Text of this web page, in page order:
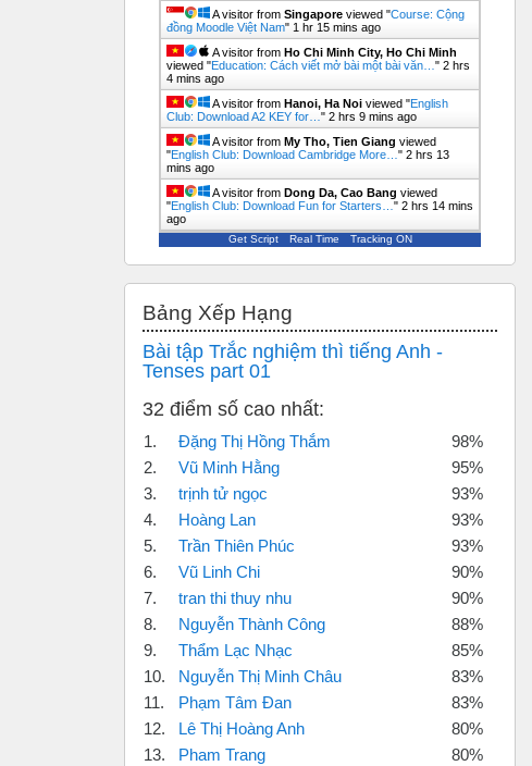
A visitor from Singapore viewed "Course: Cộng
đồng Moodle Việt Nam" 1 hr 15 mins ago
A visitor from Ho Chi Minh City, Ho Chi Minh
viewed "Education: Cách viết mở bài một bài văn… " 2 hrs
4 mins ago
A visitor from Hanoi, Ha Noi viewed "English
Club: Download A2 KEY for… " 2 hrs 9 mins ago
A visitor from My Tho, Tien Giang viewed
"English Club: Download Cambridge More… " 2 hrs 13
mins ago
A visitor from Dong Da, Cao Bang viewed
"English Club: Download Fun for Starters… " 2 hrs 14 mins
ago
Get Script Real Time Tracking ON
Bảng Xếp Hạng
Bài tập Trắc nghiệm thì tiếng Anh -
Tenses part 01
32 điểm số cao nhất:
1. Đặng Thị Hồng Thắm
98%
2.
Vũ Minh Hằng
95%
3.
trịnh tử ngọc
93%
4.
Hoàng Lan
93%
5.
Trần Thiên Phúc
93%
6.
Vũ Linh Chi
90%
7.
tran thi thuy nhu
90%
8.
Nguyễn Thành Công
88%
9.
Thẩm Lạc Nhạc
85%
10.
Nguyễn Thị Minh Châu
83%
11.
Phạm Tâm Đan
83%
12.
Lê Thị Hoàng Anh
80%
13.
Pham Trang
80%